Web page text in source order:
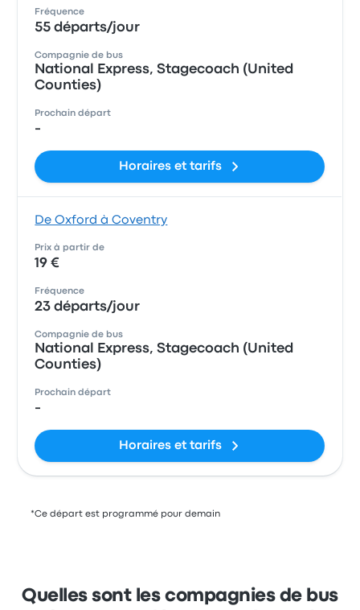
Fréquence
55 départs/jour
Compagnie de bus
National Express, Stagecoach (United
Counties)
Prochain départ
-
Horaires et tarifs
De Oxford à Coventry
Prix à partir de
19 €
Fréquence
23 départs/jour
Compagnie de bus
National Express, Stagecoach (United
Counties)
Prochain départ
-
Horaires et tarifs
*Ce départ est programmé pour demain
Quelles sont les compagnies de bus